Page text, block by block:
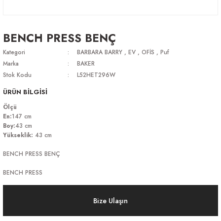
BENCH PRESS BENÇ
Kategori BARBARA BARRY , EV , OFİS , Puf
Marka
BAKER
Stok Kodu
L52HET296W
ÜRÜN BİLGİSİ
Ölçü
En:147 cm
Boy:43 cm
Yükseklik: 43 cm
BENCH PRESS BENÇ
BENCH PRESS
Bize Ulaşın